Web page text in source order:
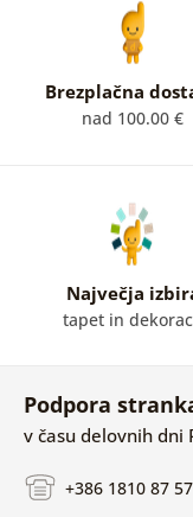
Brezplačna
nad 100.00 €
Največja
tapet in
Podpora
v času delovnih dni
+386 1810 87 57